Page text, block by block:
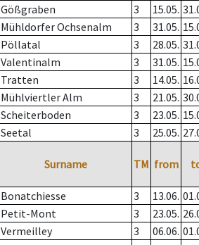
Gößgraben 3 15.05.
Mühldorfer Ochsenalm 3 31.05.
Pöllatal 3 28.05.
Valentinalm 3 31.05.
Tratten 3 14.05.
Mühlviertler Alm 3 21.05.
Scheiterboden 3 23.05.
Seetal 3 25.05.
Surname TM from
Bonatchiesse 3 13.06.
Petit-Mont 3 23.05.
Vermeilley 3 06.06.